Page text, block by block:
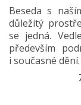
Beseda s
důležitý
se jedná.
především
i současné dění.